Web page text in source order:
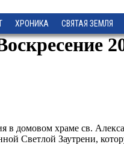
ХРОНИКА СВЯТАЯ ЗЕМЛЯ
домовом храме св.
Светлой Заутрени,